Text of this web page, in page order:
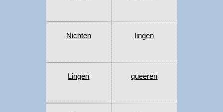
Nichten lingen
Lingen queeren